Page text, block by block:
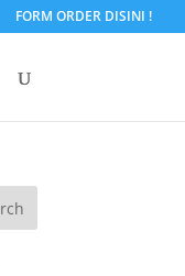
FORM ORDER DISINI !